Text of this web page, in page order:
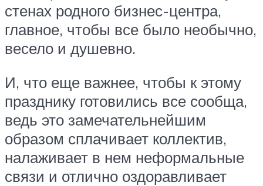
стенах родного бизнес-центра,
главное, чтобы все было необычно,
весело и душевно.
И, что еще важнее, чтобы к этому
празднику готовились все сообща,
ведь это замечательнейшим
образом сплачивает коллектив,
налаживает в нем неформальные
связи и отлично оздоравливает